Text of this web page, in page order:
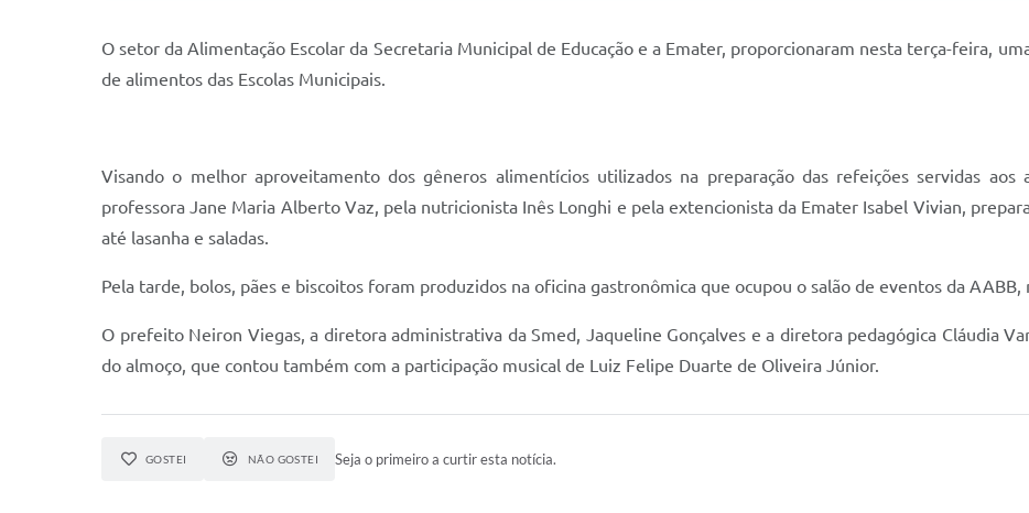
O setor da Alimentação Escolar da Secretaria Municipal de Educação e a Emater, proporcionaram nesta terça-feira,
de alimentos das Escolas Municipais.
Visando o melhor aproveitamento dos gêneros alimentícios utilizados na preparação das refeições servidas aos
professora Jane Maria Alberto Vaz, pela nutricionista Inês Longhi e pela extencionista da Emater Isabel Vivian,
até lasanha e saladas.
Pela tarde, bolos, pães e biscoitos foram produzidos na oficina gastronômica que ocupou o salão de eventos da AABB,
O prefeito Neiron Viegas, a diretora administrativa da Smed, Jaqueline Gonçalves e a diretora pedagógica Cláudia
do almoço, que contou também com a participação musical de Luiz Felipe Duarte de Oliveira Júnior.
GOSTEI NÃO GOSTEI Seja o primeiro a curtir esta notícia.